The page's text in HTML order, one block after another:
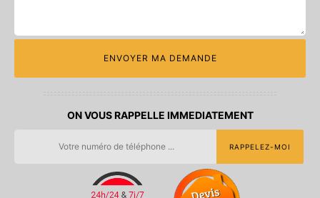
ON VOUS RAPPELLE IMMEDIATEMENT